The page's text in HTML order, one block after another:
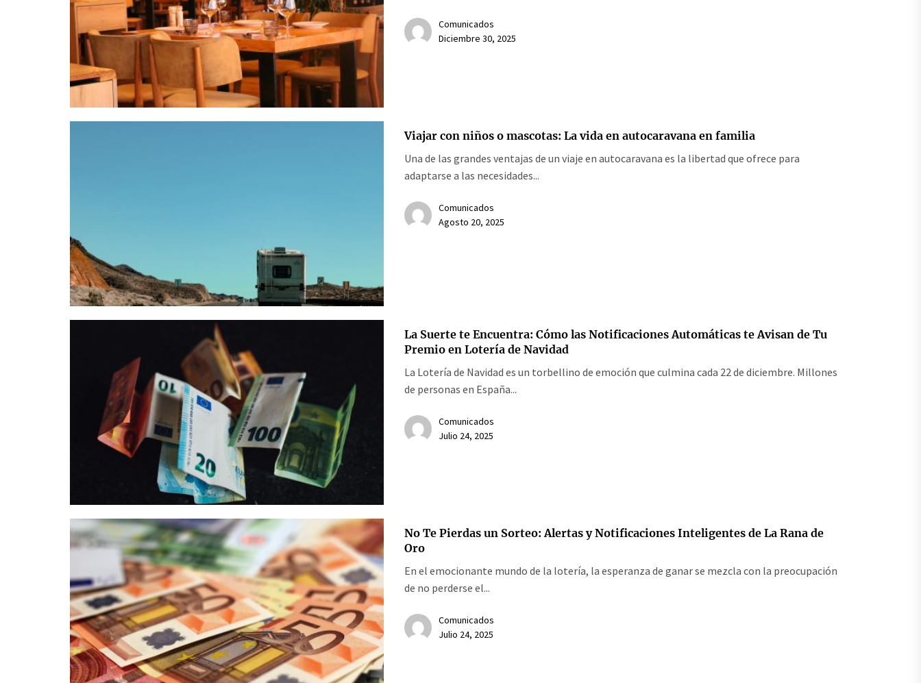
Comunicados
Diciembre 30, 2025
Viajar con niños o mascotas: La vida en autocaravana en familia
Una de las grandes ventajas de un viaje en autocaravana es la libertad que ofrece para
adaptarse a las necesidades...
Comunicados
Agosto 20, 2025
La Suerte te Encuentra: Cómo las Notificaciones Automáticas te Avisan de Tu
Premio en Lotería de Navidad
La Lotería de Navidad es un torbellino de emoción que culmina cada 22 de diciembre. Millones
de personas en España...
Comunicados
Julio 24, 2025
No Te Pierdas un Sorteo: Alertas y Notificaciones Inteligentes de La Rana de
Oro
En el emocionante mundo de la lotería, la esperanza de ganar se mezcla con la preocupación
de no perderse el...
Comunicados
Julio 24, 2025